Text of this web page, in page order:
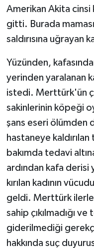
Amerikan Akita
gitti. Burada
saldırısına uğrayan
Yüzünden,
yerinden yaralanan
istedi. Merttürk'ün
sakinlerinin köpeği
şans eseri ölümden
hastaneye
bakımda tedavi
ardından kafa
kırılan kadının
geldi. Merttürk
sahip çıkılmadığı
giderilmediği
hakkında suç